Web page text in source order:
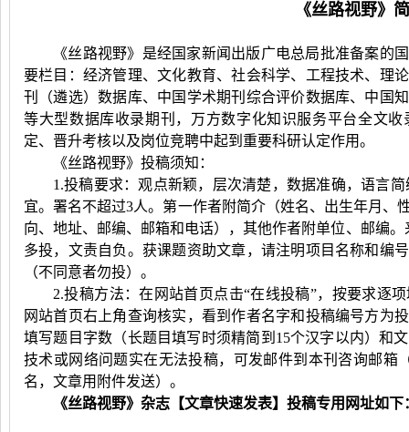
《丝路视野》
《丝路视野》是经国家新闻出版广电总局批准备案的
要栏目：经济管理、文化教育、社会科学、工程技术、理
刊（遴选）数据库、中国学术期刊综合评价数据库、中国
等大型数据库收录期刊，万方数字化知识服务平台全文
定、晋升考核以及岗位竞聘中起到重要科研认定作用。
《丝路视野》投稿须知：
1.投稿要求：观点新颖，层次清楚，数据准确，语言
宜。署名不超过3人。第一作者附简介（姓名、出生年月、
向、地址、邮编、邮箱和电话），其他作者附单位、邮编。
多投，文责自负。获课题资助文章，请注明项目名称和编
（不同意者勿投）。
2.投稿方法：在网站首页点击“在线投稿”，按要求逐
网站首页右上角查询核实，看到作者名字和投稿编号方为
填写题目字数（长题目填写时须精简到 15个汉字以内）和
技术或网络问题实在无法投稿，可发邮件到本刊咨询邮箱
名，文章用附件发送）。
《丝路视野》杂志【文章快速发表】投稿专用网址如下